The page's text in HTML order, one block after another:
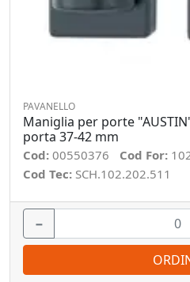
PAVANELLO
Maniglia per porte
porta 37-42 mm
Cod: 00550376 Cod For:
Cod Tec: SCH.102.202.511
−